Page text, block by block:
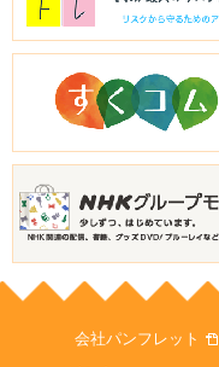
会社パンフレット